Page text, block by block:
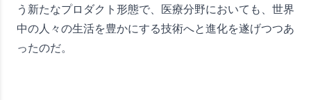
う新たなプロダクト形態で、医療分野においても、世界
中の人々の生活を豊かにする技術へと進化を遂げつつあ
ったのだ。